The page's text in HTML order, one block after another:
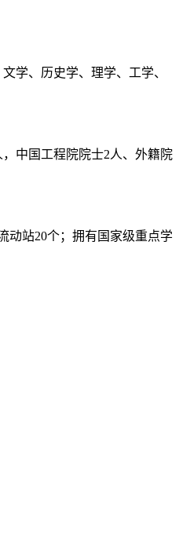
学、历史学、理学、工学、
中国工程院院士2人、外籍院
动站20个；拥有国家级重点学